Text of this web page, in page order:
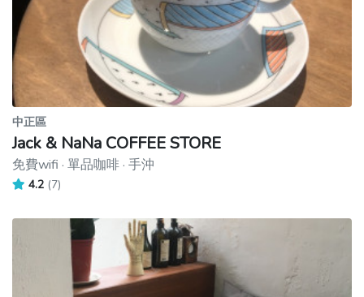
中正區
Jack & NaNa COFFEE STORE
免費wifi · 單品咖啡 · 手沖
4.2 (7)